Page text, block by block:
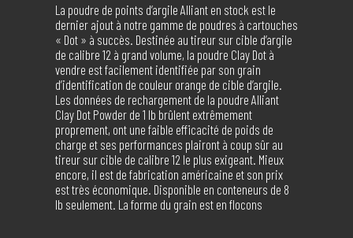
La poudre de points d’argile Alliant en stock est le
dernier ajout à notre gamme de poudres à cartouches
« Dot » à succès. Destinée au tireur sur cible d’argile
de calibre 12 à grand volume, la poudre Clay Dot à
vendre est facilement identifiée par son grain
d’identification de couleur orange de cible d’argile.
Les données de rechargement de la poudre Alliant
Clay Dot Powder de 1 lb brûlent extrêmement
proprement, ont une faible efficacité de poids de
charge et ses performances plairont à coup sûr au
tireur sur cible de calibre 12 le plus exigeant. Mieux
encore, il est de fabrication américaine et son prix
est très économique. Disponible en conteneurs de 8
lb seulement. La forme du grain est en flocons